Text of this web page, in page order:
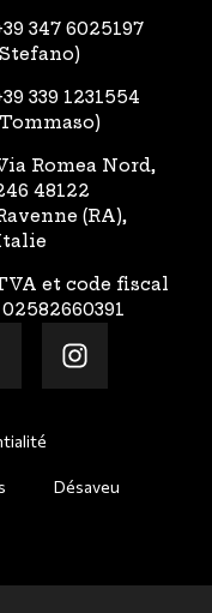
347 6025197
339 1231554
Romea Nord,
48122
(RA),
et code fiscal
02582660391
Désaveu